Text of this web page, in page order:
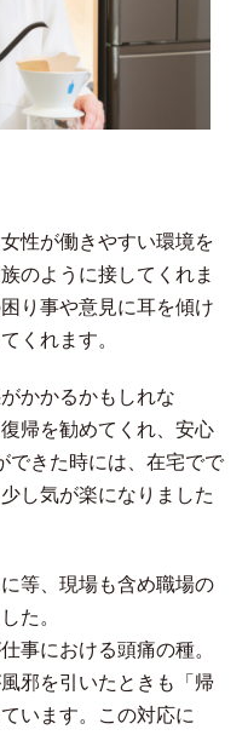
性が働きやすい環境を
のように接してくれま
り事や意見に耳を傾け
くれます。
かかるかもしれな
帰を勧めてくれ、安心
できた時には、在宅でで
し気が楽になりました
等、現場も含め職場の
た。
事における頭痛の種。
邪を引いたときも「帰
います。この対応に